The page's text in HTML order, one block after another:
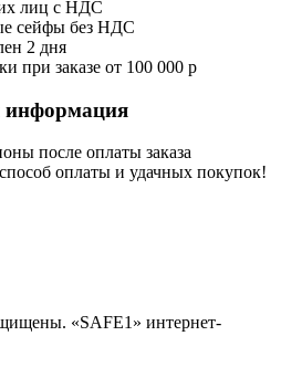
лиц с НДС
сейфы без НДС
2 дня
при заказе от 100 000 р
информация
после оплаты заказа
оплаты и удачных покупок!
«SAFE1» интернет-